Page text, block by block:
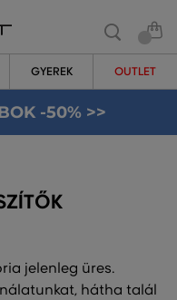
GYEREK OUTLET
-50% >>
jelenleg üres.
hátha talál